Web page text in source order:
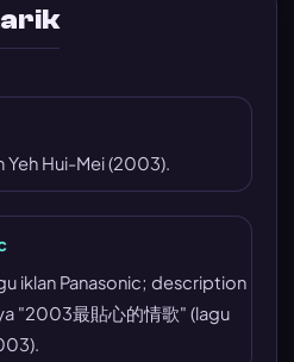
Yeh Hui-Mei(2003).
iklan Panasonic; description
"2003最貼心的情歌" (lagu